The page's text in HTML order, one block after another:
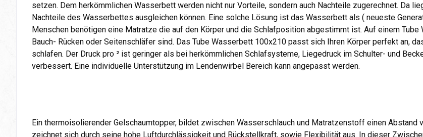
setzen. Dem herkömmlichen Wasserbett werden nicht nur Vorteile, sondern auch Nachteile zugerechnet. Da
Nachteile des Wasserbettes ausgleichen können. Eine solche Lösung ist das Wasserbett als ( neueste
Menschen benötigen eine Matratze die auf den Körper und die Schlafposition abgestimmt ist. Auf einem
Bauch- Rücken oder Seitenschläfer sind. Das Tube Wasserbett 100x210 passt sich Ihren Körper perfekt an,
schlafen. Der Druck pro ² ist geringer als bei herkömmlichen Schlafsysteme, Liegedruck im Schulter- und
verbessert. Eine individuelle Unterstützung im Lendenwirbel Bereich kann angepasst werden.
Ein thermoisolierender Gelschaumtopper, bildet zwischen Wasserschlauch und Matratzenstoff einen
zeichnet sich durch seine hohe Luftdurchlässigkeit und Rückstellkraft, sowie Flexibilität aus. In dieser